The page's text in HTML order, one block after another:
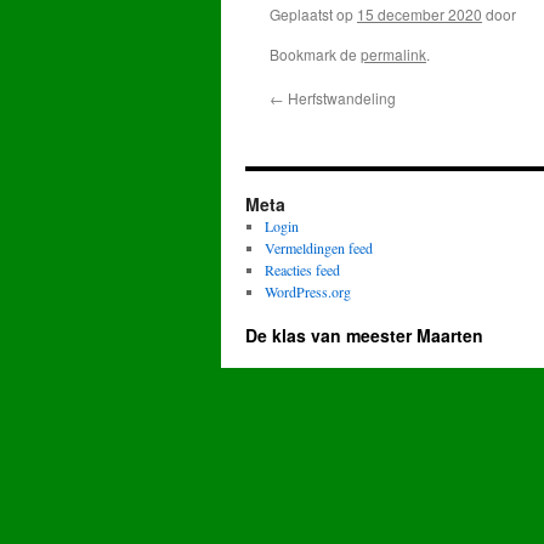
Geplaatst op 15 december 2020 door
Bookmark de permalink.
← Herfstwandeling
Meta
Login
Vermeldingen feed
Reacties feed
WordPress.org
De klas van meester Maarten